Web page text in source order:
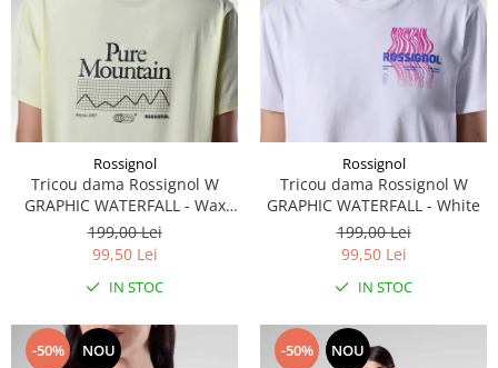
Rossignol
Tricou dama Rossignol W
GRAPHIC WATERFALL - Wax
Yellow
199,00 Lei
99,50 Lei
IN STOC
Rossignol
Tricou dama Rossignol W
GRAPHIC WATERFALL - White
199,00 Lei
99,50 Lei
IN STOC
-50% NOU -50% NOU